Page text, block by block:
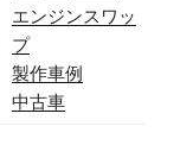
エンジンスワッ
プ
製作車例
中古車